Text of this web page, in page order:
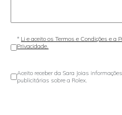
* Li e aceito os Termos e Condições e a
Privacidade.
Aceito receber da Sara Joias informações
publicitárias sobre a Rolex.